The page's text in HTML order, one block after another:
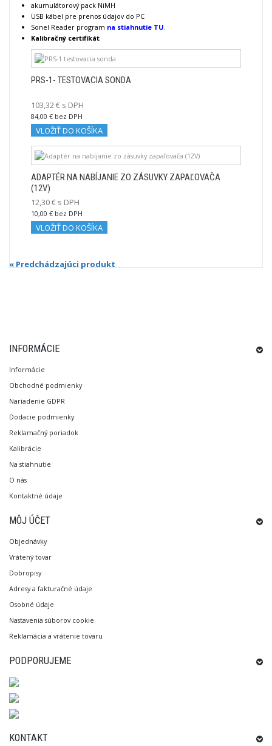
akumulátorový pack NiMH
USB kábel pre prenos údajov do PC
Sonel Reader program na stiahnutie TU.
Kalibračný certifikát
PRS-1- TESTOVACIA SONDA
103,32 € s DPH
84,00 € bez DPH
VLOŽIŤ DO KOŠÍKA
ADAPTÉR NA NABÍJANIE ZO ZÁSUVKY ZAPAĽOVAČA
(12V)
12,30 € s DPH
10,00 € bez DPH
VLOŽIŤ DO KOŠÍKA
« Predchádzajúci produkt
INFORMÁCIE
Informácie
Obchodné podmienky
Nariadenie GDPR
Dodacie podmienky
Reklamačný poriadok
Kalibrácie
Na stiahnutie
O nás
Kontaktné údaje
MÔJ ÚČET
Objednávky
Vrátený tovar
Dobropisy
Adresy a fakturačné údaje
Osobné údaje
Nastavenia súborov cookie
Reklamácia a vrátenie tovaru
PODPORUJEME
KONTAKT